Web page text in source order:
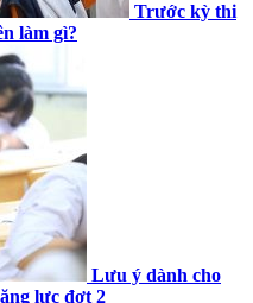
Trước kỳ thi
làm gì?
Lưu ý dành cho
lực đợt 2